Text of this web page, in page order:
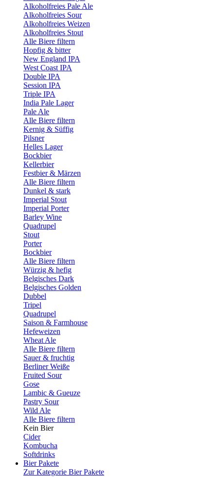
Alkoholfreies Pale Ale
Alkoholfreies Sour
Alkoholfreies Weizen
Alkoholfreies Stout
Alle Biere filtern
Hopfig & bitter
New England IPA
West Coast IPA
Double IPA
Session IPA
Triple IPA
India Pale Lager
Pale Ale
Alle Biere filtern
Kernig & Süffig
Pilsner
Helles Lager
Bockbier
Kellerbier
Festbier & Märzen
Alle Biere filtern
Dunkel & stark
Imperial Stout
Imperial Porter
Barley Wine
Quadrupel
Stout
Porter
Bockbier
Alle Biere filtern
Würzig & hefig
Belgisches Dark
Belgisches Golden
Dubbel
Tripel
Quadrupel
Saison & Farmhouse
Hefeweizen
Wheat Ale
Alle Biere filtern
Sauer & fruchtig
Berliner Weiße
Fruited Sour
Gose
Lambic & Gueuze
Pastry Sour
Wild Ale
Alle Biere filtern
Kein Bier
Cider
Kombucha
Softdrinks
Bier Pakete
Zur Kategorie Bier Pakete